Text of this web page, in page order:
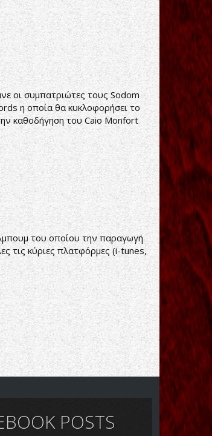
οι συμπατριώτες τους Sodom
η οποία θα κυκλοφορήσει το
καθοδήγηση του Caio Monfort
του οποίου την παραγωγή
τις κύριες πλατφόρμες (i-tunes,
POSTS